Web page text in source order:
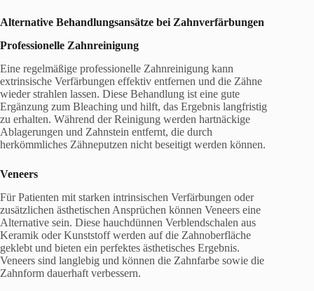
Alternative Behandlungsansätze bei Zahnverfärbungen
Professionelle Zahnreinigung
Eine regelmäßige professionelle Zahnreinigung kann
extrinsische Verfärbungen effektiv entfernen und die Zähne
wieder strahlen lassen. Diese Behandlung ist eine gute
Ergänzung zum Bleaching und hilft, das Ergebnis langfristig
zu erhalten. Während der Reinigung werden hartnäckige
Ablagerungen und Zahnstein entfernt, die durch
herkömmliches Zähneputzen nicht beseitigt werden können.
Veneers
Für Patienten mit starken intrinsischen Verfärbungen oder
zusätzlichen ästhetischen Ansprüchen können Veneers eine
Alternative sein. Diese hauchdünnen Verblendschalen aus
Keramik oder Kunststoff werden auf die Zahnoberfläche
geklebt und bieten ein perfektes ästhetisches Ergebnis.
Veneers sind langlebig und können die Zahnfarbe sowie die
Zahnform dauerhaft verbessern.